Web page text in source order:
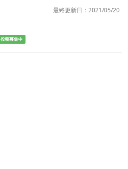
最終更新日：2021/05/20
投稿募集中